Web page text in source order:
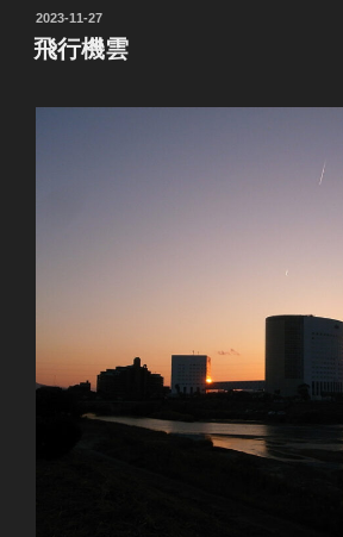
投
稿
日:
2023-11-27
飛行機雲